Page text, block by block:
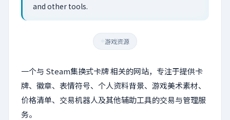
and other tools.
游戏资源
一个与 Steam集换式卡牌 相关的网站，专注于提供卡
牌、徽章、表情符号、个人资料背景、游戏美术素材、
价格清单、交易机器人及其他辅助工具的交易与管理服
务。